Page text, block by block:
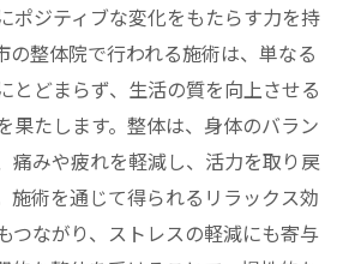
ポジティブな変化をもたらす力を持
の整体院で行われる施術は、単なる
とどまらず、生活の質を向上させる
果たします。整体は、身体のバラン
痛みや疲れを軽減し、活力を取り戻
施術を通じて得られるリラックス効
つながり、ストレスの軽減にも寄与